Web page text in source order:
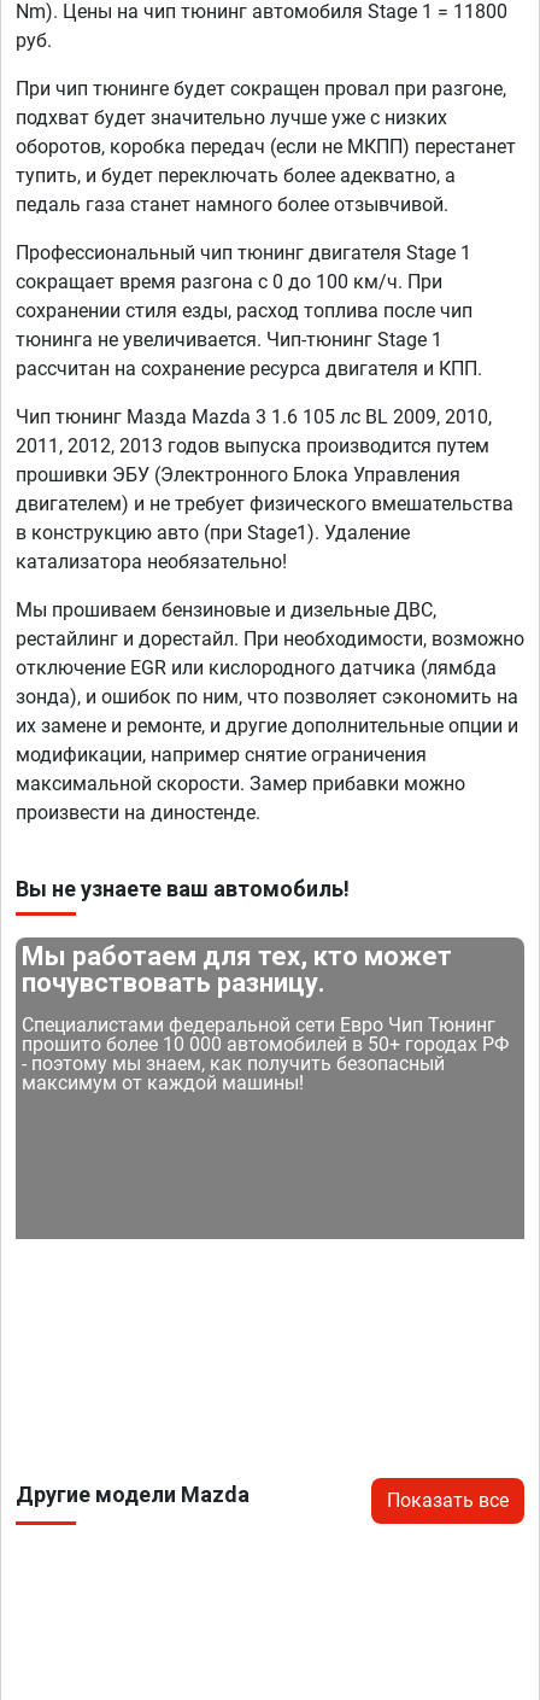
Nm). Цены на чип тюнинг автомобиля Stage 1 = 11800
руб.
При чип тюнинге будет сокращен провал при разгоне,
подхват будет значительно лучше уже с низких
оборотов, коробка передач (если не МКПП) перестанет
тупить, и будет переключать более адекватно, а
педаль газа станет намного более отзывчивой.
Профессиональный чип тюнинг двигателя Stage 1
сокращает время разгона с 0 до 100 км/ч. При
сохранении стиля езды, расход топлива после чип
тюнинга не увеличивается. Чип-тюнинг Stage 1
рассчитан на сохранение ресурса двигателя и КПП.
Чип тюнинг Мазда Mazda 3 1.6 105 лс BL 2009, 2010,
2011, 2012, 2013 годов выпуска производится путем
прошивки ЭБУ (Электронного Блока Управления
двигателем) и не требует физического вмешательства
в конструкцию авто (при Stage1). Удаление
катализатора необязательно!
Мы прошиваем бензиновые и дизельные ДВС,
рестайлинг и дорестайл. При необходимости, возможно
отключение EGR или кислородного датчика (лямбда
зонда), и ошибок по ним, что позволяет сэкономить на
их замене и ремонте, и другие дополнительные опции и
модификации, например снятие ограничения
максимальной скорости. Замер прибавки можно
произвести на диностенде.
Вы не узнаете ваш автомобиль!
Мы работаем для тех, кто может
почувствовать разницу.
Специалистами федеральной сети Евро Чип Тюнинг
прошито более 10 000 автомобилей в 50+ городах РФ
- поэтому мы знаем, как получить безопасный
максимум от каждой машины!
Другие модели Mazda Показать все